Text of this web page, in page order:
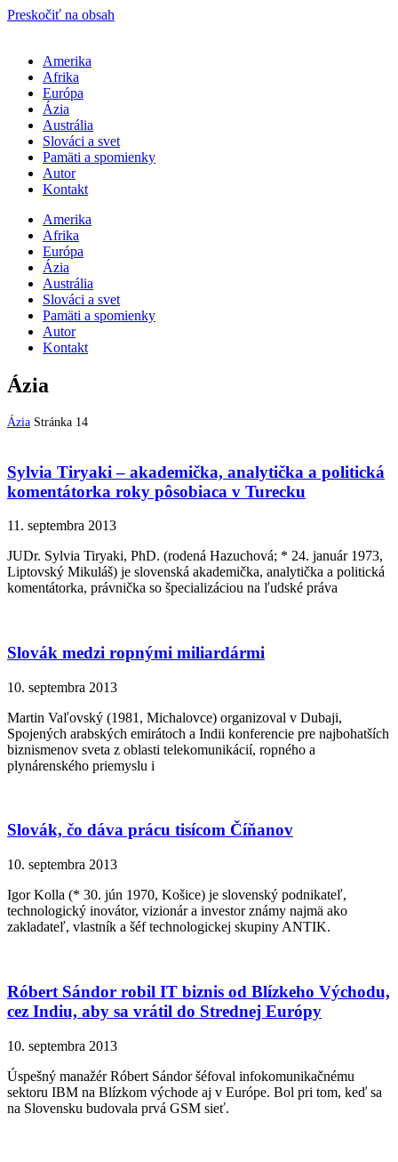
Preskočiť na obsah
Amerika
Afrika
Európa
Ázia
Austrália
Slováci a svet
Pamäti a spomienky
Autor
Kontakt
Amerika
Afrika
Európa
Ázia
Austrália
Slováci a svet
Pamäti a spomienky
Autor
Kontakt
Ázia
Ázia Stránka 14
Sylvia Tiryaki – akademička, analytička a politická
komentátorka roky pôsobiaca v Turecku
11. septembra 2013
JUDr. Sylvia Tiryaki, PhD. (rodená Hazuchová; * 24. január 1973,
Liptovský Mikuláš) je slovenská akademička, analytička a politická
komentátorka, právnička so špecializáciou na ľudské práva
Slovák medzi ropnými miliardármi
10. septembra 2013
Martin Vaľovský (1981, Michalovce) organizoval v Dubaji,
Spojených arabských emirátoch a Indii konferencie pre najbohatších
biznismenov sveta z oblasti telekomunikácií, ropného a
plynárenského priemyslu i
Slovák, čo dáva prácu tisícom Číňanov
10. septembra 2013
Igor Kolla (* 30. jún 1970, Košice) je slovenský podnikateľ,
technologický inovátor, vizionár a investor známy najmä ako
zakladateľ, vlastník a šéf technologickej skupiny ANTIK.
Róbert Sándor robil IT biznis od Blízkeho Východu,
cez Indiu, aby sa vrátil do Strednej Európy
10. septembra 2013
Úspešný manažér Róbert Sándor šéfoval infokomunikačnému
sektoru IBM na Blízkom východe aj v Európe. Bol pri tom, keď sa
na Slovensku budovala prvá GSM sieť.